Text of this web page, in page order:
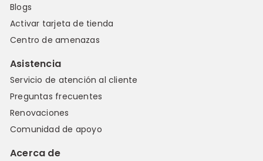
Blogs
Activar tarjeta de tienda
Centro de amenazas
Asistencia
Servicio de atención al cliente
Preguntas frecuentes
Renovaciones
Comunidad de apoyo
Acerca de